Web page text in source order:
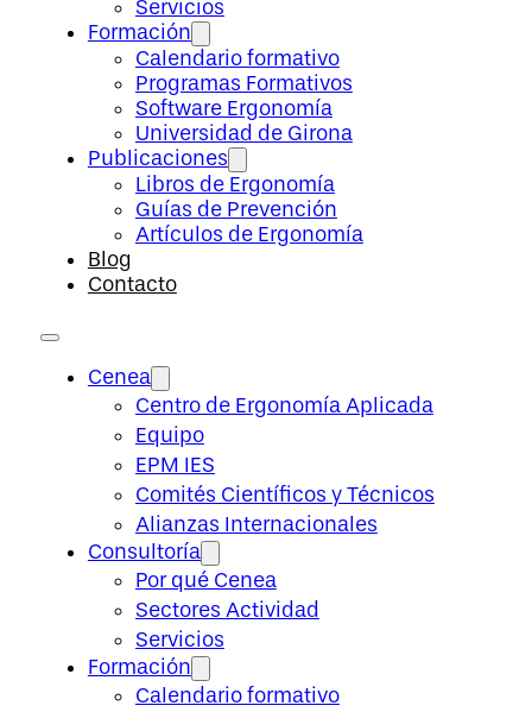
Servicios
Formación
Calendario formativo
Programas Formativos
Software Ergonomía
Universidad de Girona
Publicaciones
Libros de Ergonomía
Guías de Prevención
Artículos de Ergonomía
Blog
Contacto
Cenea
Centro de Ergonomía Aplicada
Equipo
EPM IES
Comités Científicos y Técnicos
Alianzas Internacionales
Consultoría
Por qué Cenea
Sectores Actividad
Servicios
Formación
Calendario formativo